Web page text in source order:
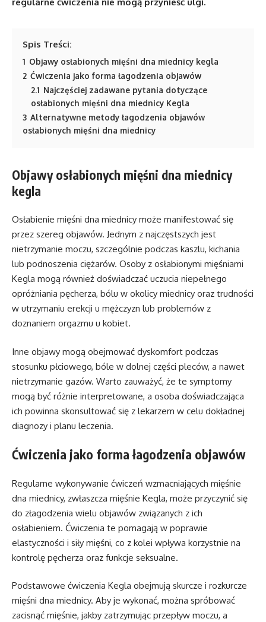
Spis Treści:
1 Objawy osłabionych mięśni dna miednicy kegla
2 Ćwiczenia jako forma łagodzenia objawów
2.1 Najczęściej zadawane pytania dotyczące
osłabionych mięśni dna miednicy Kegla
3 Alternatywne metody łagodzenia objawów
osłabionych mięśni dna miednicy
Objawy osłabionych mięśni dna miednicy
kegla
Osłabienie mięśni dna miednicy może manifestować się
przez szereg objawów. Jednym z najczęstszych jest
nietrzymanie moczu, szczególnie podczas kaszlu, kichania
lub podnoszenia ciężarów. Osoby z osłabionymi mięśniami
Kegla mogą również doświadczać uczucia niepełnego
opróżniania pęcherza, bólu w okolicy miednicy oraz trudności
w utrzymaniu erekcji u mężczyzn lub problemów z
doznaniem orgazmu u kobiet.
Inne objawy mogą obejmować dyskomfort podczas
stosunku płciowego, bóle w dolnej części pleców, a nawet
nietrzymanie gazów. Warto zauważyć, że te symptomy
mogą być różnie interpretowane, a osoba doświadczająca
ich powinna skonsultować się z lekarzem w celu dokładnej
diagnozy i planu leczenia.
Ćwiczenia jako forma łagodzenia objawów
Regularne wykonywanie ćwiczeń wzmacniających mięśnie
dna miednicy, zwłaszcza mięśnie Kegla, może przyczynić się
do złagodzenia wielu objawów związanych z ich
osłabieniem. Ćwiczenia te pomagają w poprawie
elastyczności i siły mięśni, co z kolei wpływa korzystnie na
kontrolę pęcherza oraz funkcje seksualne.
Podstawowe ćwiczenia Kegla obejmują skurcze i rozkurcze
mięśni dna miednicy. Aby je wykonać, można spróbować
zacisnąć mięśnie, jakby zatrzymując przepływ moczu, a